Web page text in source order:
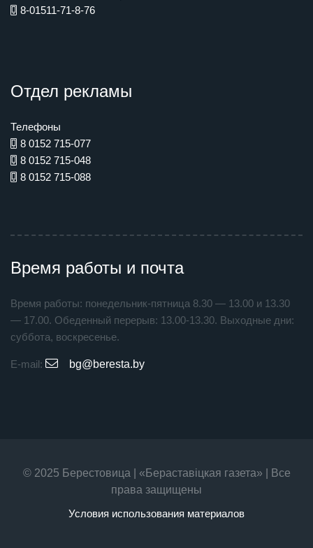
8-01511-71-8-76
Отдел рекламы
Телефоны
8 0152 715-077
8 0152 715-048
8 0152 715-088
Время работы и почта
Время работы: понедельник-пятница 8.30 — 13.00 и 13.30
— 17.00. Обеденный перерыв: 13.00-13.30. Выходные дни:
суббота, воскресенье.
E-mail: bg@beresta.by
© 2025 Берестовица | «Бераставiцкая газета» | Все
права защищены
Условия использования материалов